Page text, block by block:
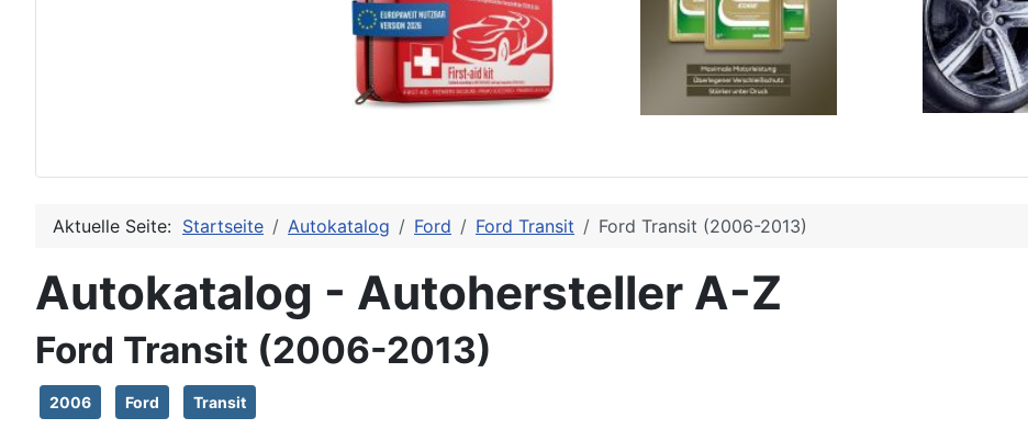
Aktuelle Seite: Startseite Autokatalog Ford Ford Transit Ford Transit (2006-2013)
Autokatalog - Autohersteller A-Z
Ford Transit (2006-2013)
2006 Ford Transit